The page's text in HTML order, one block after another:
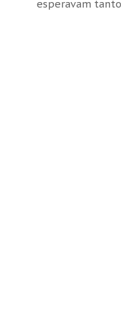
esperavam